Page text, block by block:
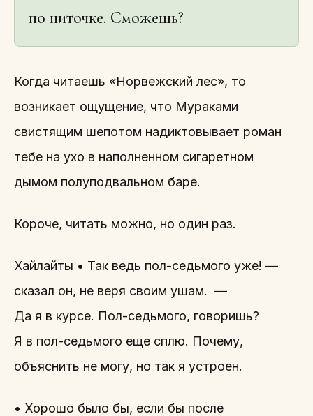
по ниточке. Сможешь?
Когда читаешь «Норвежский лес», то
возникает ощущение, что Мураками
свистящим шепотом надиктовывает роман
тебе на ухо в наполненном сигаретном
дымом полуподвальном баре.
Короче, читать можно, но один раз.
Хайлайты • Так ведь пол-седьмого уже! —
сказал он, не веря своим ушам. —
Да я в курсе. Пол-седьмого, говоришь?
Я в пол-седьмого еще сплю. Почему,
объяснить не могу, но так я устроен.
• Хорошо было бы, если бы после